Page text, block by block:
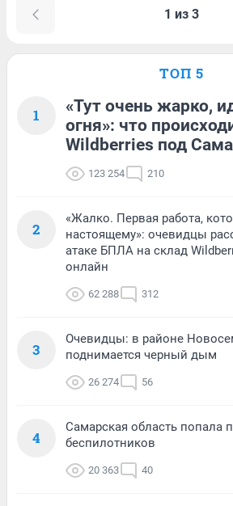
1 из 3
ТОП 5
1
«Тут очень жарко,
огня»: что
Wildberries под
123 254 210
2
«Жалко. Первая работа,
настоящему»: очевидцы
атаке БПЛА на склад
онлайн
62 288 312
3
Очевидцы: в районе
поднимается черный дым
26 274 56
4
Самарская область попала
беспилотников
20 363 40